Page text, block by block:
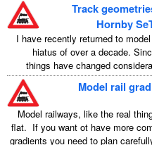
Track
Hornby
I have recently returned to
hiatus of over a decade.
things have changed
availability of modelling
Model rail
Model railways, like the real
flat. If you want ot have more
gradients you need to plan